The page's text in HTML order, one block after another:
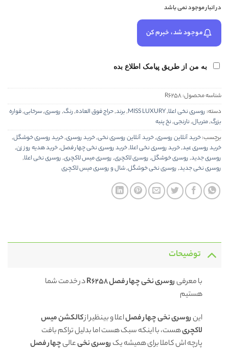
در انبار موجود نمی باشد
موجود شد، خبرم کن
به من از طریق پیامک اطلاع بده
شناسه محصول:R6258
دسته: روسری نخی اعلا,
MISS LUXURY
,برند,حراج فوق العاده,رنگ,روسری,سرخابی,قواره
بزرگ,متریال,نارنجی,نخ پنبه
برچسب:خرید آنلاین روسری,خرید آنلاین روسری نخی,خرید روسری,خرید روسری خوشگل,
خرید روسری عید,خرید روسری نخی اعلا,خرید روسری نخی چهار فصل,خرید هدیه روز زن,
روسری جدید,روسری خوشگل,روسری لاکچری,روسری میس لاکچری,روسری نخی اعلا,
روسری نخی جدید,روسری نخی خوشگل,شال و روسری میس لاکچری
توضیحات
با معرفیروسری نخی چهار فصل R6258
در خدمت شما
هستیم
اینروسری نخی چهار فصلاعلا و بینظیر ازکالکشن میس
لاکچریهست، با اینکه سبک هست اما بدلیل تراکم بافت
پارچه اش کاملا برای همیشه یک روسرینخیعالیچهار فصل